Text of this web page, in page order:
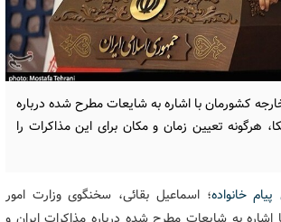
کشورمان با اشاره به شایعات مطرح شده درباره
هرگونه تعیین زمان و مکان برای این مذاکرات را
خانواده؛ اسماعیل بقائی، سخنگوی وزارت امور